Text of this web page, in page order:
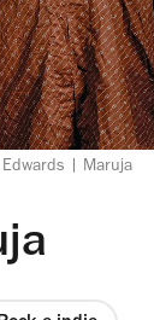
Edwards | Maruja